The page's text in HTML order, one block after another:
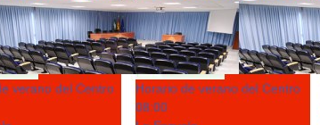
verano del Centro
14
Horario de verano del Centro
08:00